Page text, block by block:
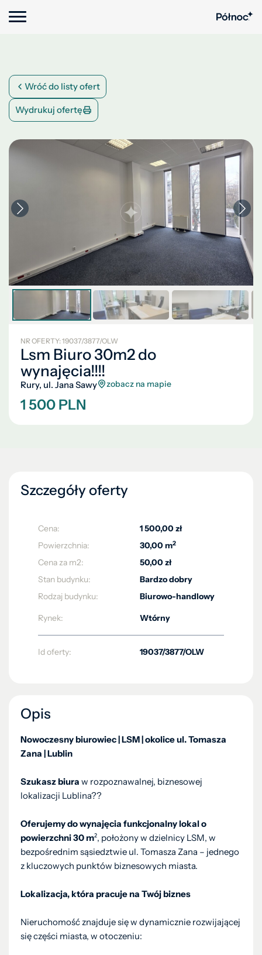
Wróć do listy ofert
Wydrukuj ofertę
NR OFERTY: 19037/3877/OLW
Lsm Biuro 30m2 do
wynajęcia!!!!
Rury, ul. Jana Sawy zobacz na mapie
1 500 PLN
Szczegóły oferty
Cena:
1 500,00 zł
Powierzchnia:
30,00 m2
Cena za m2:
50,00 zł
Stan budynku:
Bardzo dobry
Rodzaj budynku:
Biurowo-handlowy
Rynek: Wtórny
Id oferty: 19037/3877/OLW
Opis
Nowoczesny biurowiec | LSM | okolice ul. Tomasza
Zana | Lublin
Szukasz biura w rozpoznawalnej, biznesowej
lokalizacji Lublina??
Oferujemy do wynajęcia funkcjonalny lokal o
powierzchni 30 m², położony w dzielnicy LSM, w
bezpośrednim sąsiedztwie ul. Tomasza Zana – jednego
z kluczowych punktów biznesowych miasta.
Lokalizacja, która pracuje na Twój biznes
Nieruchomość znajduje się w dynamicznie rozwijającej
się części miasta, w otoczeniu: